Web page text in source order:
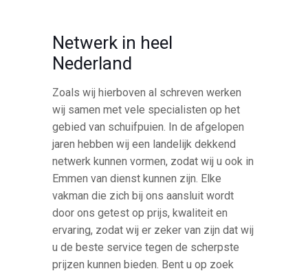
Netwerk in heel
Nederland
Zoals wij hierboven al schreven werken
wij samen met vele specialisten op het
gebied van schuifpuien. In de afgelopen
jaren hebben wij een landelijk dekkend
netwerk kunnen vormen, zodat wij u ook in
Emmen van dienst kunnen zijn. Elke
vakman die zich bij ons aansluit wordt
door ons getest op prijs, kwaliteit en
ervaring, zodat wij er zeker van zijn dat wij
u de beste service tegen de scherpste
prijzen kunnen bieden. Bent u op zoek